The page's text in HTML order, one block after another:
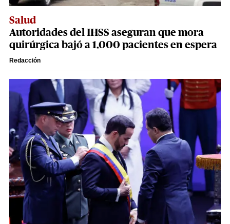
Salud
Autoridades del IHSS aseguran que mora
quirúrgica bajó a 1,000 pacientes en espera
Redacción